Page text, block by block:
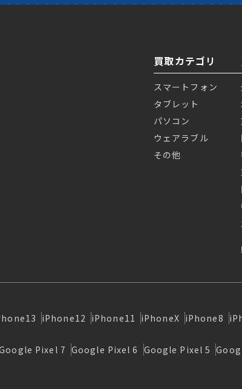
買取カテゴリ
スマートフォン
タブレット
パソコン
ウェアラブル
その他
iPhone12 iPhone11 iPhoneX iPhone8
Pixel 7 Google Pixel 6 Google Pixel 5